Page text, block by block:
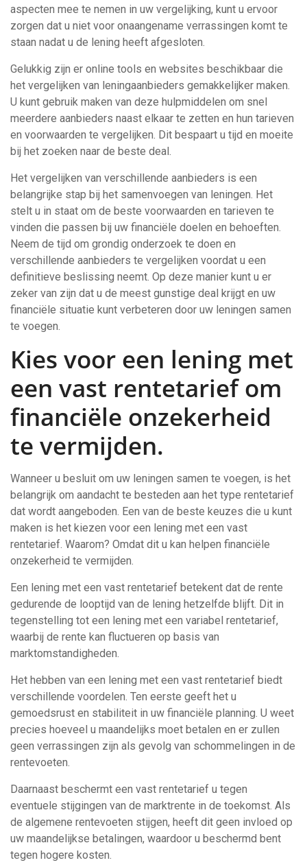
aspecten mee te nemen in uw vergelijking, kunt u ervoor
zorgen dat u niet voor onaangename verrassingen komt te
staan nadat u de lening heeft afgesloten.
Gelukkig zijn er online tools en websites beschikbaar die
het vergelijken van leningaanbieders gemakkelijker maken.
U kunt gebruik maken van deze hulpmiddelen om snel
meerdere aanbieders naast elkaar te zetten en hun tarieven
en voorwaarden te vergelijken. Dit bespaart u tijd en moeite
bij het zoeken naar de beste deal.
Het vergelijken van verschillende aanbieders is een
belangrijke stap bij het samenvoegen van leningen. Het
stelt u in staat om de beste voorwaarden en tarieven te
vinden die passen bij uw financiële doelen en behoeften.
Neem de tijd om grondig onderzoek te doen en
verschillende aanbieders te vergelijken voordat u een
definitieve beslissing neemt. Op deze manier kunt u er
zeker van zijn dat u de meest gunstige deal krijgt en uw
financiële situatie kunt verbeteren door uw leningen samen
te voegen.
Kies voor een lening met
een vast rentetarief om
financiële onzekerheid
te vermijden.
Wanneer u besluit om uw leningen samen te voegen, is het
belangrijk om aandacht te besteden aan het type rentetarief
dat wordt aangeboden. Een van de beste keuzes die u kunt
maken is het kiezen voor een lening met een vast
rentetarief. Waarom? Omdat dit u kan helpen financiële
onzekerheid te vermijden.
Een lening met een vast rentetarief betekent dat de rente
gedurende de looptijd van de lening hetzelfde blijft. Dit in
tegenstelling tot een lening met een variabel rentetarief,
waarbij de rente kan fluctueren op basis van
marktomstandigheden.
Het hebben van een lening met een vast rentetarief biedt
verschillende voordelen. Ten eerste geeft het u
gemoedsrust en stabiliteit in uw financiële planning. U weet
precies hoeveel u maandelijks moet betalen en er zullen
geen verrassingen zijn als gevolg van schommelingen in de
rentevoeten.
Daarnaast beschermt een vast rentetarief u tegen
eventuele stijgingen van de marktrente in de toekomst. Als
de algemene rentevoeten stijgen, heeft dit geen invloed op
uw maandelijkse betalingen, waardoor u beschermd bent
tegen hogere kosten.